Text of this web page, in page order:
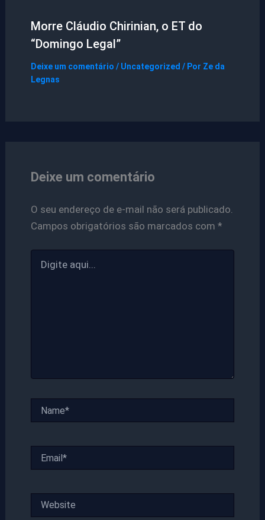
Morre Cláudio Chirinian, o ET do
“Domingo Legal”
Deixe um comentário / Uncategorized / Por Ze da
Legnas
Deixe um comentário
O seu endereço de e-mail não será publicado.
Campos obrigatórios são marcados com *
aqui...